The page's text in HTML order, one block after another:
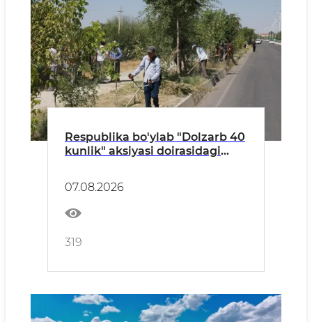
Respublika bo'ylab "Dolzarb 40
kunlik" aksiyasi doirasidagi
07.08.2026
319